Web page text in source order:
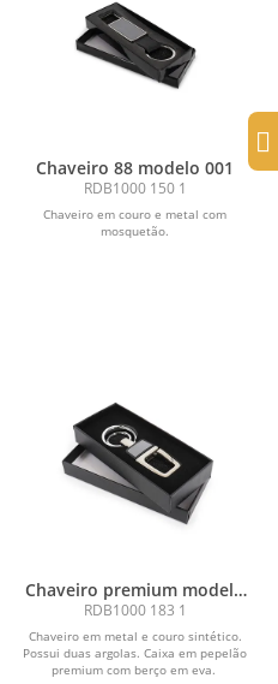
Chaveiro 88 modelo 001
RDB1000 150 1
Chaveiro em couro e metal com
mosquetão.
Chaveiro premium modelo
002
RDB1000 183 1
Chaveiro em metal e couro sintético.
Possui duas argolas. Caixa em pepelão
premium com berço em eva.